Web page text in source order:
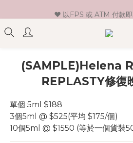
♥ 新會員登記即送
♥ 以FPS 或 ATM 付款
♥ 單一消費折實價滿$399
(SAMPLE)Helena
REPLASTY修復
單個 5ml $188
3個5ml @ $525(平均 $175/個)
10個5ml @ $1550 (等於一個貨裝